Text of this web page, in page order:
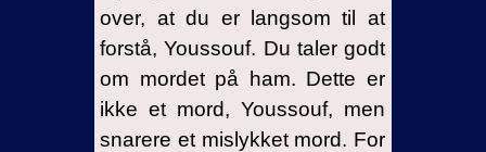
over, at du er langsom til at
forstå, Youssouf. Du taler godt
om mordet på ham. Dette er
ikke et mord, Youssouf, men
snarere et mislykket mord. For